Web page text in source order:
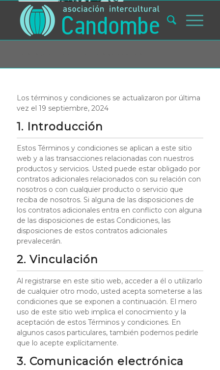
Los términos y condiciones se actualizaron por última
vez el 19 septiembre, 2024
1. Introducción
Estos Términos y condiciones se aplican a este sitio
web y a las transacciones relacionadas con nuestros
productos y servicios. Usted puede estar obligado por
contratos adicionales relacionados con su relación con
nosotros o con cualquier producto o servicio que
reciba de nosotros. Si alguna de las disposiciones de
los contratos adicionales entra en conflicto con alguna
de las disposiciones de estas Condiciones, las
disposiciones de estos contratos adicionales
prevalecerán.
2. Vinculación
Al registrarse en este sitio web, acceder a él o utilizarlo
de cualquier otro modo, usted acepta someterse a las
condiciones que se exponen a continuación. El mero
uso de este sitio web implica el conocimiento y la
aceptación de estos Términos y condiciones. En
algunos casos particulares, también podemos pedirle
que lo acepte explícitamente.
3. Comunicación electrónica